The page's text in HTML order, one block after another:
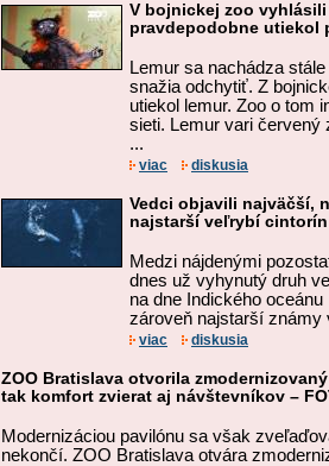
V bojnickej zoo
pravdepodobne utiekol
Lemur sa nachádza
snažia odchytiť. Z
utiekol lemur. Zoo o tom
sieti. Lemur vari červený
...
viac diskusia
Vedci objavili najväčší,
najstarší veľrybí
Medzi nájdenými
dnes už vyhynutý druh
na dne Indického
zároveň najstarší známy
viac diskusia
ZOO Bratislava otvorila
tak komfort zvierat aj návštevníkov –
Modernizáciou pavilónu sa však
nekončí. ZOO Bratislava otvára